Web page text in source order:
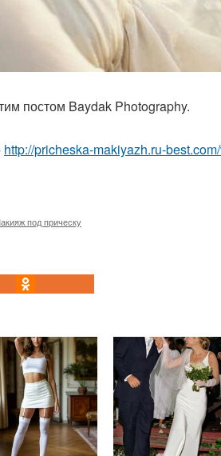
постом Baydak Photography.
http://pricheska-makiyazh.ru-
под прическу